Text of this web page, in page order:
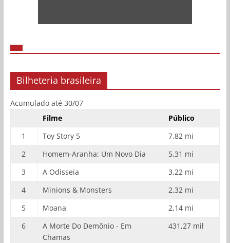
Bilheteria brasileira
Acumulado até 30/07
Filme
Público
1
Toy Story 5
7,82 mi
2
Homem-Aranha: Um Novo Dia
5,31 mi
3
A Odisseia
3,22 mi
4
Minions & Monsters
2,32 mi
5
Moana
2,14 mi
6
A Morte Do Demônio - Em
Chamas
431,27 mil